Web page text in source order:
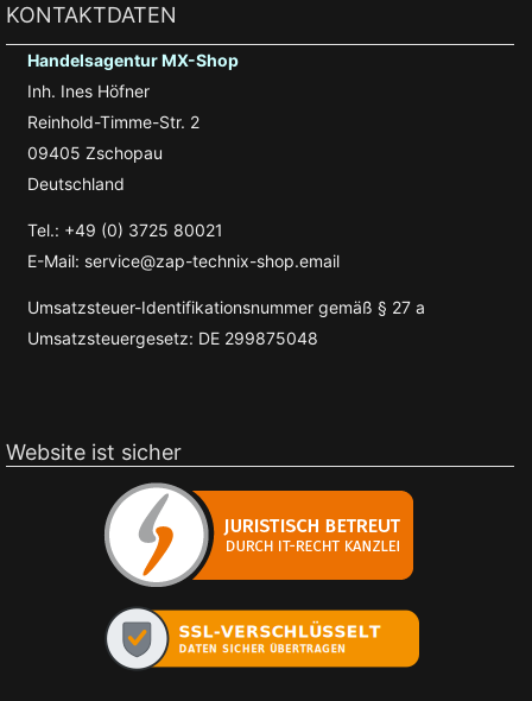
KONTAKTDATEN
Handelsagentur MX-Shop
Inh. Ines Höfner
Reinhold-Timme-Str. 2
09405 Zschopau
Deutschland
Tel.: +49 (0) 3725 80021
E-Mail: service@zap-technix-shop.email
Umsatzsteuer-Identifikationsnummer gemäß § 27 a
Umsatzsteuergesetz: DE 299875048
Website ist sicher